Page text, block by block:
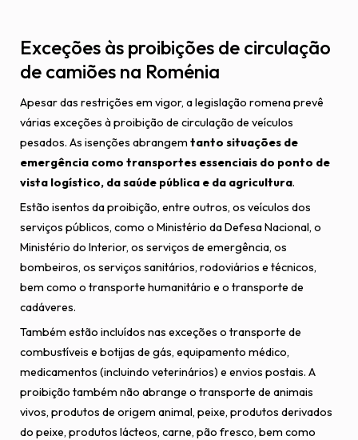
Exceções às proibições de circulação
de camiões na Roménia
Apesar das restrições em vigor, a legislação romena prevê
várias exceções à proibição de circulação de veículos
pesados. As isenções abrangem tanto situações de
emergência como transportes essenciais do ponto de
vista logístico, da saúde pública e da agricultura.
Estão isentos da proibição, entre outros, os veículos dos
serviços públicos, como o Ministério da Defesa Nacional, o
Ministério do Interior, os serviços de emergência, os
bombeiros, os serviços sanitários, rodoviários e técnicos,
bem como o transporte humanitário e o transporte de
cadáveres.
Também estão incluídos nas exceções o transporte de
combustíveis e botijas de gás, equipamento médico,
medicamentos (incluindo veterinários) e envios postais. A
proibição também não abrange o transporte de animais
vivos, produtos de origem animal, peixe, produtos derivados
do peixe, produtos lácteos, carne, pão fresco, bem como